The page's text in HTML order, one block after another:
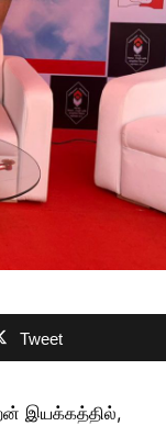
Tweet
இயக்கத்தில்,